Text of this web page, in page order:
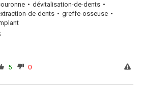
dévitalisation-de-dents
de-dents
greffe-osseuse
5 0